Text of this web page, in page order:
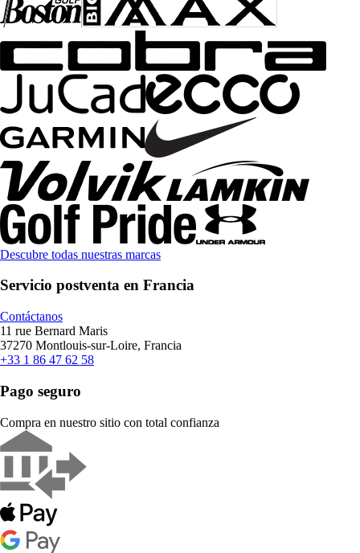
Descubre todas nuestras marcas
Servicio postventa en Francia
Contáctanos
11 rue Bernard Maris
37270 Montlouis-sur-Loire, Francia
+33 1 86 47 62 58
Pago seguro
Compra en nuestro sitio con total confianza